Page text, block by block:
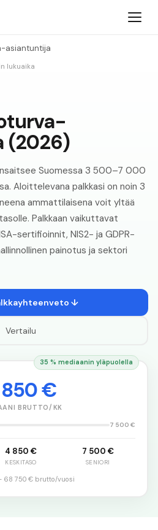
asiantuntija
lukuaika
(2026)
Suomessa 3 500–7 000
Aloittelevana palkkasi on noin 3
ammattilaisena voit yltää
Palkkaan vaikuttavat
sertifioinnit, NIS2- ja GDPR-
painotus ja sektori
↓
Vertailu
35 % mediaanin yläpuolella
€
BRUTTO/KK
7 500 €
4 850 €
KESKITASO
7 500 €
SENIORI
68 750 € brutto/vuosi